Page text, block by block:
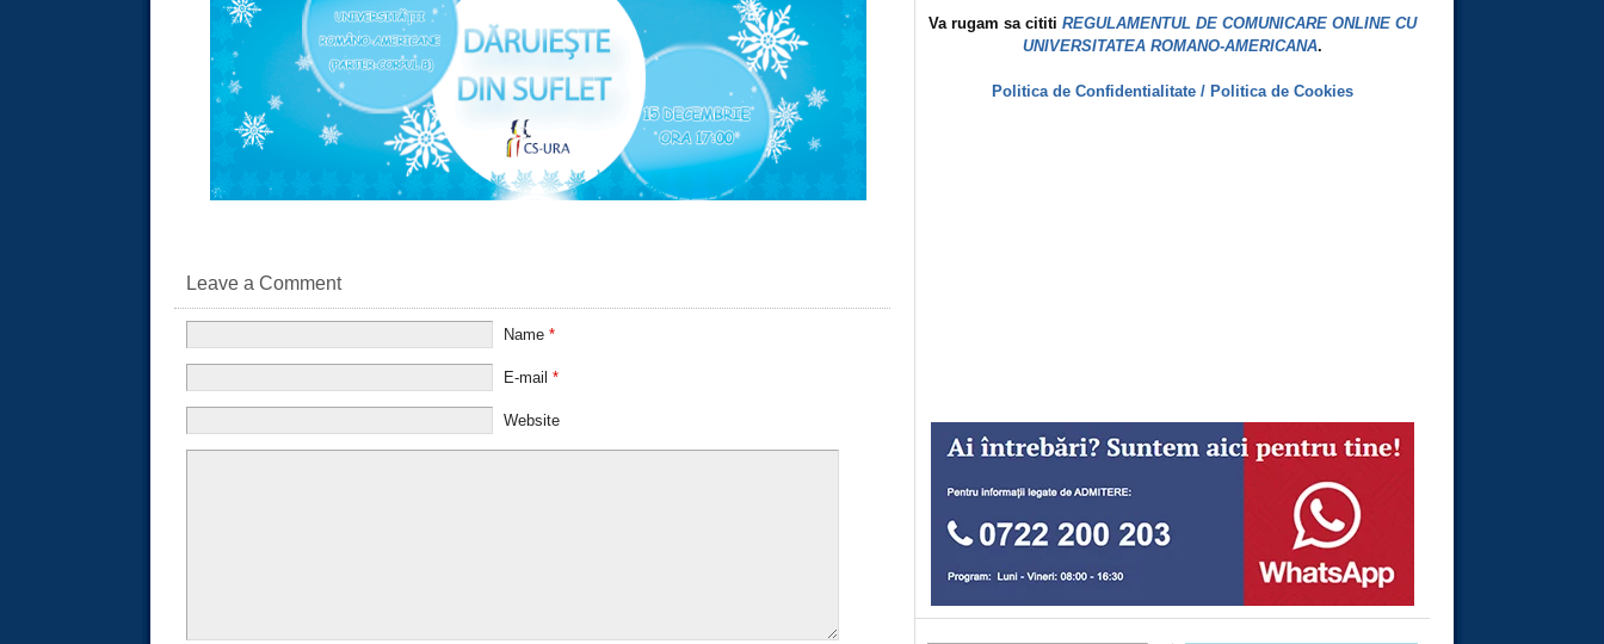
Leave a Comment
Name*
E-mail*
Website
Va rugam sa cititi REGULAMENTUL DE COMUNICARE ONLINE CU
UNIVERSITATEA ROMANO-AMERICANA.
Politica de Confidentialitate / Politica de Cookies